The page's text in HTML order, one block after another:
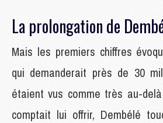
La prolongation de
Mais les premiers chiffres
qui demanderait près de 30
étaient vus comme très au-
comptait lui offrir, Dembélé